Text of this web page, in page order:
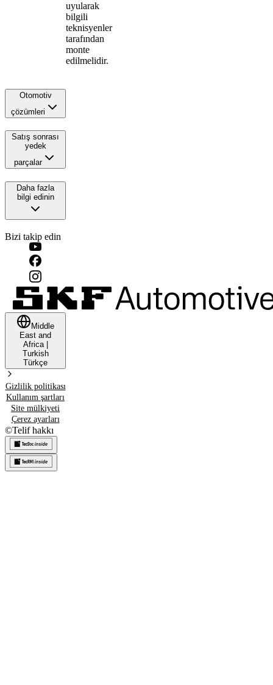
uyularak
bilgili
teknisyenler
tarafından
monte
edilmelidir.
Otomotiv
çözümleri
Satış sonrası
yedek
parçalar
Daha fazla
bilgi edinin
Bizi takip edin
Middle
East and
Africa|
Turkish
Türkçe
Gizlilik politikası
Kullanım şartları
Site mülkiyeti
Çerez ayarları
©Telif hakkı